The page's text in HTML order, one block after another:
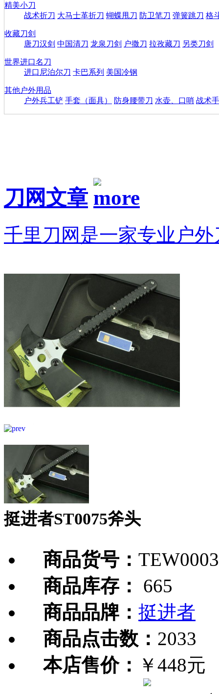
精美小刀
战术折刀 大马士革折刀 蝴蝶甩刀 防卫笔刀 弹簧跳刀 格
收藏刀剑
唐刀汉剑 中国清刀 龙泉刀剑 户撒刀 拉孜藏刀 另类刀剑
世界进口名刀
进口尼泊尔刀 卡巴系列 美国冷钢
其他户外用品
户外兵工铲 手套（面具） 防身腰带刀 水壶、口哨 战术
刀网文章
千里刀网是一家专业户
挺进者ST0075斧头
商品货号：
商品库存：
665
商品品牌： 挺进者
商品点击数： 2033
本店售价： ￥448元